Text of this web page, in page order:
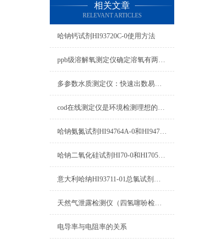
相关文章
RELEVANT ARTICLES
哈钠钙试剂HI93720C-0使用方法
ppb级溶解氧测定仪确定溶氧有两种方式
多参数水质测定仪：快速出数易携带，助力野外水样即时分析
cod在线测定仪是环境检测理想的工具
哈钠氨氮试剂HI94764A-0和HI94764-0测量原理
哈钠二氧化硅试剂HI70-0和HI705B-0测量原理
意大利哈纳HI93711-01总氯试剂操作说明
天然气泄露检测仪（四氢噻吩检测仪）
电导率与电阻率的关系